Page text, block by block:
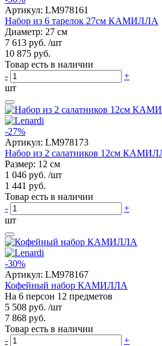
Артикул: LM978161
Набор из 6 тарелок 27см КАМИЛЛА
Диаметр: 27 см
7 613 руб. /шт
10 875 руб.
Товар есть в наличии
-
+
шт
-27%
Артикул: LM978173
Набор из 2 салатников 12см
Размер: 12 см
1 046 руб. /шт
1 441 руб.
Товар есть в наличии
-
+
шт
-30%
Артикул: LM978167
Кофейный набор КАМИЛЛА
На 6 персон 12 предметов
5 508 руб. /шт
7 868 руб.
Товар есть в наличии
-
+